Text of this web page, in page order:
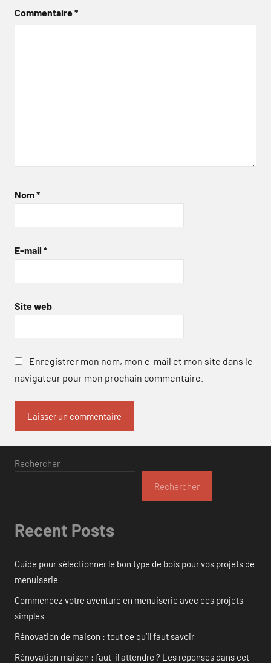
Commentaire*
Nom*
E-mail *
Site web
Enregistrer mon nom, mon e-mail et mon site dans le
navigateur pour mon prochain commentaire.
Rechercher
Rechercher
Recent Posts
Guide pour sélectionner le bon type de bois pour vos projets de
menuiserie
Commencez votre aventure en menuiserie avec ces projets
simples
Rénovation de maison : tout ce qu’il faut savoir
Rénovation maison : faut-il attendre ? Les réponses dans cet